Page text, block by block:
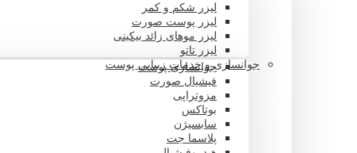
لیزر شکم و کمر
لیزر پوست صورت
لیزر موهای زائد بیکینی
لیزر تاتو
جوانسازی و خدمات زیبایی پوست
جوانسازی پوست
فیشیال صورت
مزوتراپی
بوتاکس
سابسیژن
پلاسما جت